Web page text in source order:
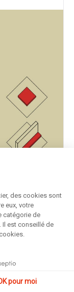
des cookies sont
eux, votre
catégorie de
Il est conseillé de
pour moi